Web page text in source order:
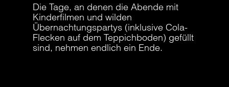
Die Tage, an denen die Abende mit
Kinderfilmen und wilden
Übernachtungspartys (inklusive Cola-
Flecken auf dem Teppichboden) gefüllt
sind, nehmen endlich ein Ende.